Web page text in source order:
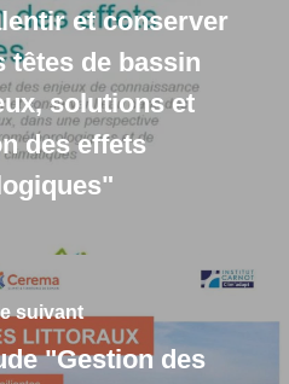
et conserver
têtes de bassin
solutions et
des effets
suivant
"Gestion des